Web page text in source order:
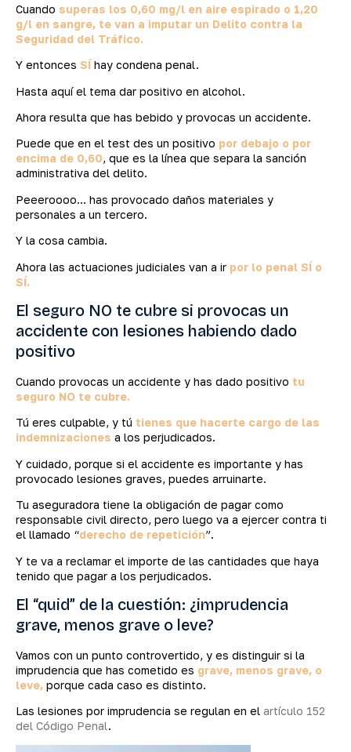
Cuando superas los 0,60 mg/l en aire espirado o 1,20
g/l en sangre, te van a imputar un Delito contra la
Seguridad del Tráfico.
Y entonces SÍ hay condena penal.
Hasta aquí el tema dar positivo en alcohol.
Ahora resulta que has bebido y provocas un accidente.
Puede que en el test des un positivo por debajo o por
encima de 0,60, que es la línea que separa la sanción
administrativa del delito.
Peeeroooo… has provocado daños materiales y
personales a un tercero.
Y la cosa cambia.
Ahora las actuaciones judiciales van a ir por lo penal SÍ o
SÍ.
El seguro NO te cubre si provocas un
accidente con lesiones habiendo dado
positivo
Cuando provocas un accidente y has dado positivo tu
seguro NO te cubre.
Tú eres culpable, y tú tienes que hacerte cargo de las
indemnizaciones a los perjudicados.
Y cuidado, porque si el accidente es importante y has
provocado lesiones graves, puedes arruinarte.
Tu aseguradora tiene la obligación de pagar como
responsable civil directo, pero luego va a ejercer contra ti
el llamado “derecho de repetición”.
Y te va a reclamar el importe de las cantidades que haya
tenido que pagar a los perjudicados.
El “quid” de la cuestión: ¿imprudencia
grave, menos grave o leve?
Vamos con un punto controvertido, y es distinguir si la
imprudencia que has cometido es grave, menos grave, o
leve, porque cada caso es distinto.
Las lesiones por imprudencia se regulan en el artículo 152
del Código Penal.